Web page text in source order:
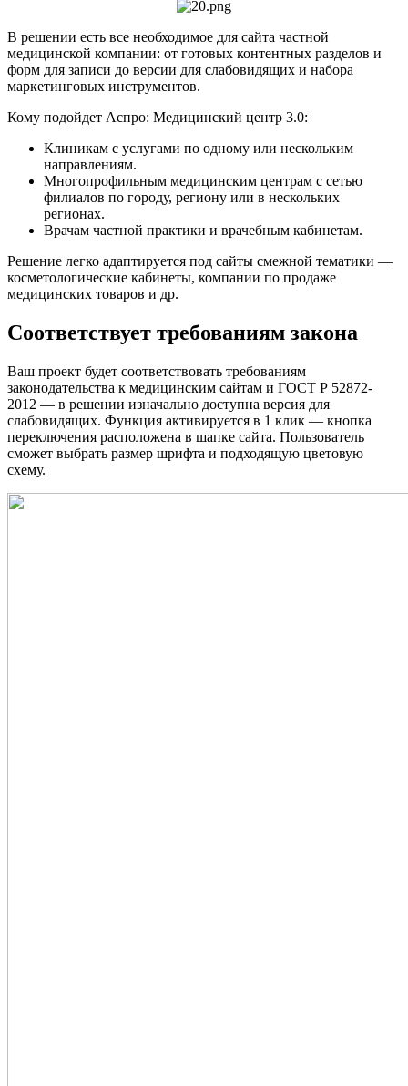
В решении есть все необходимое для сайта частной
медицинской компании: от готовых контентных разделов и
форм для записи до версии для слабовидящих и набора
маркетинговых инструментов.
Кому подойдет Аспро: Медицинский центр 3.0:
Клиникам с услугами по одному или нескольким
направлениям.
Многопрофильным медицинским центрам с сетью
филиалов по городу, региону или в нескольких
регионах.
Врачам частной практики и врачебным кабинетам.
Решение легко адаптируется под сайты смежной тематики —
косметологические кабинеты, компании по продаже
медицинских товаров и др.
Соответствует требованиям закона
Ваш проект будет соответствовать требованиям
законодательства к медицинским сайтам и ГОСТ Р 52872-
2012 — в решении изначально доступна версия для
слабовидящих. Функция активируется в 1 клик — кнопка
переключения расположена в шапке сайта. Пользователь
сможет выбрать размер шрифта и подходящую цветовую
схему.